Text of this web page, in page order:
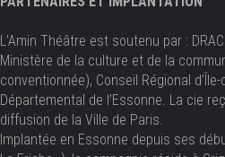
L’Amin Théâtre est soutenu par :
Ministère de la culture et de la
conventionnée), Conseil Régional d’Île-
Départemental de l’Essonne. La cie
diffusion de la Ville de Paris.
Implantée en Essonne depuis ses